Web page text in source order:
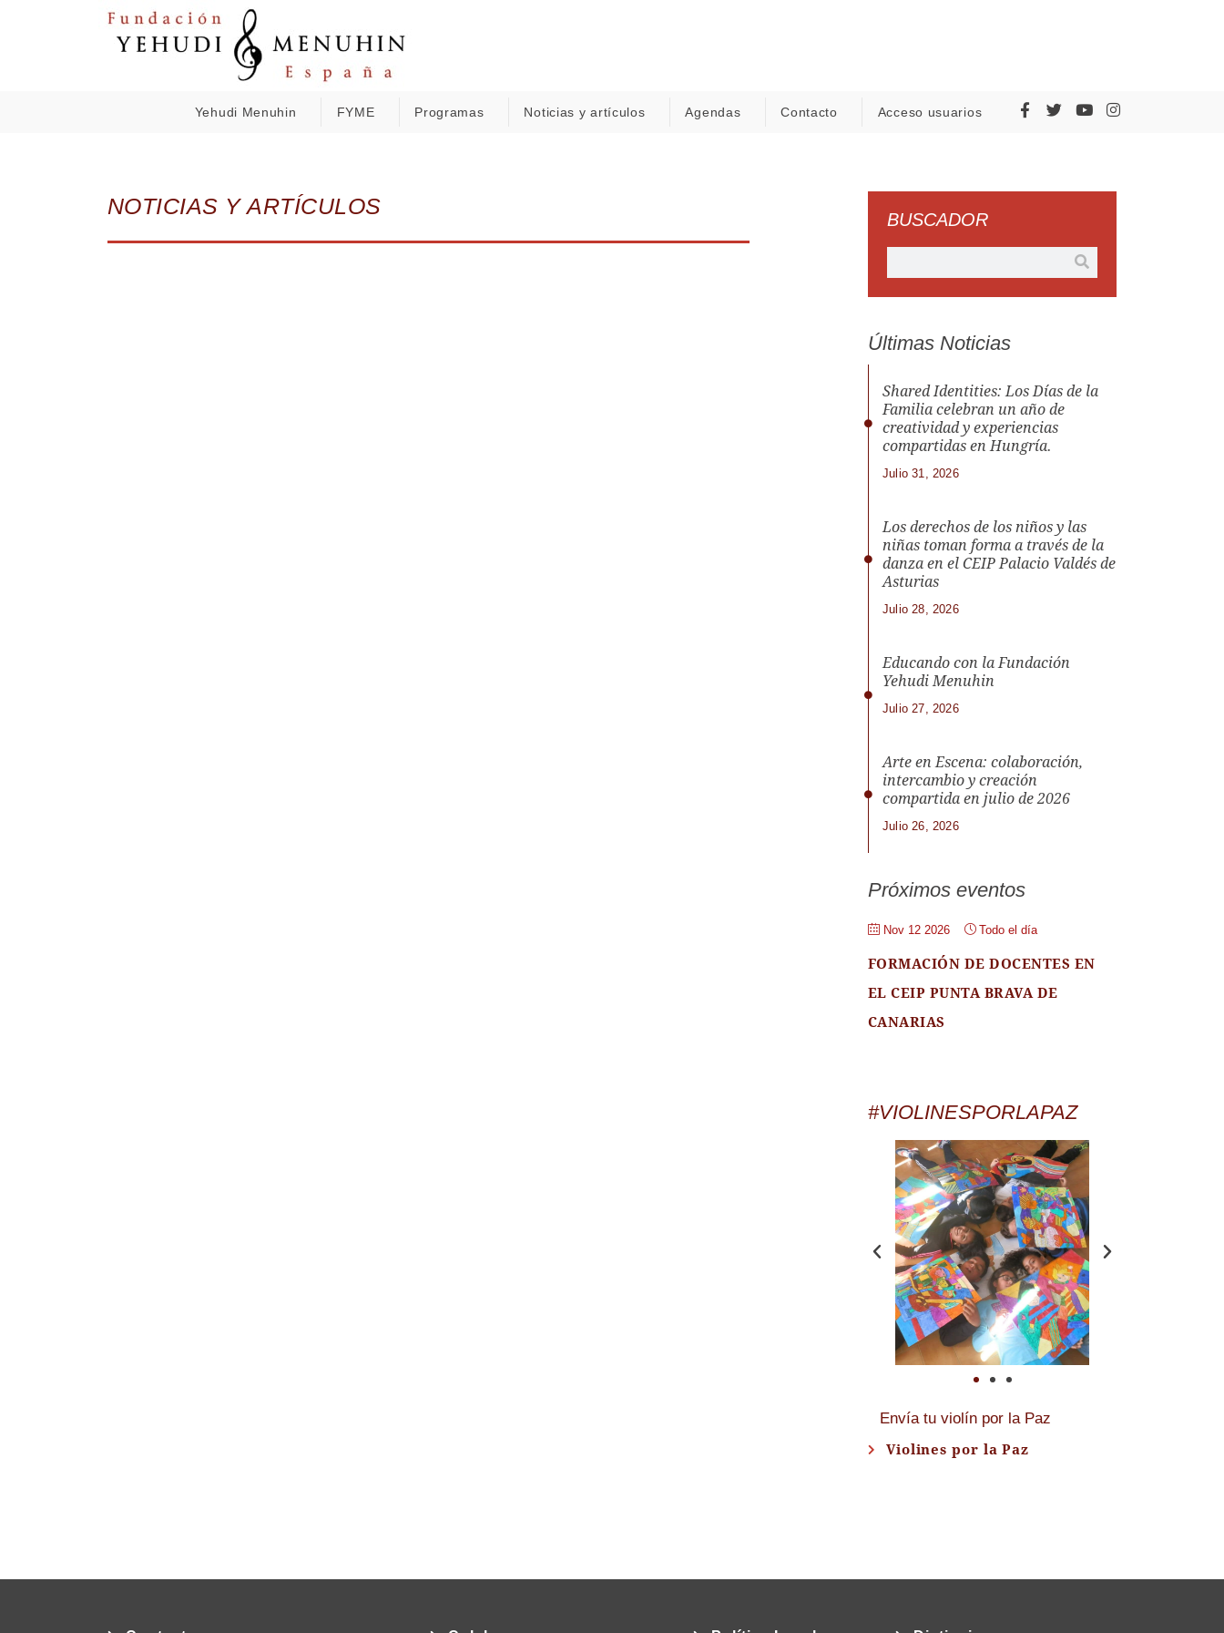
Yehudi Menuhin FYME Programas Noticias y artículos Agendas Contacto Acceso usuarios
NOTICIAS Y ARTÍCULOS
BUSCADOR
Últimas Noticias
Shared Identities: Los Días de la
Familia celebran un año de
creatividad y experiencias
compartidas en Hungría.
Julio 31, 2026
Los derechos de los niños y las
niñas toman forma a través de la
danza en el CEIP Palacio Valdés de
Asturias
Julio 28, 2026
Educando con la Fundación
Yehudi Menuhin
Julio 27, 2026
Arte en Escena: colaboración,
intercambio y creación
compartida en julio de 2026
Julio 26, 2026
Próximos eventos
Nov 12 2026 Todo el día
FORMACIÓN DE DOCENTES EN
EL CEIP PUNTA BRAVA DE
CANARIAS
#VIOLINESPORLAPAZ
Envía tu violín por la Paz
Violines por la Paz